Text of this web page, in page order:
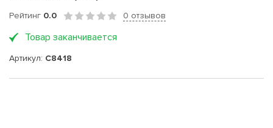
Рейтинг 0.0 0 отзывов
Товар заканчивается
Артикул: C8418